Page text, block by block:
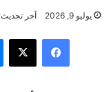
يوليو 9, 2026 آخر تحديث:
فيسبوك ‫X